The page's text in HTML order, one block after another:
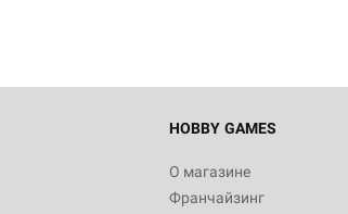
HOBBY GAMES
О магазине
Франчайзинг